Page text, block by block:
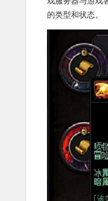
的类型和状态。